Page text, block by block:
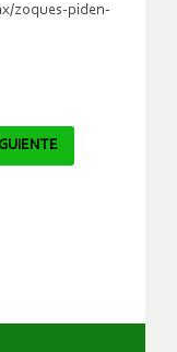
zoques-piden-